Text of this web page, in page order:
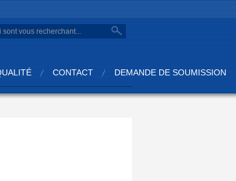
CONTACT DEMANDE DE SOUMISSION